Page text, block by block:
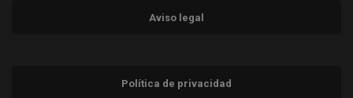
Aviso legal
Política de privacidad